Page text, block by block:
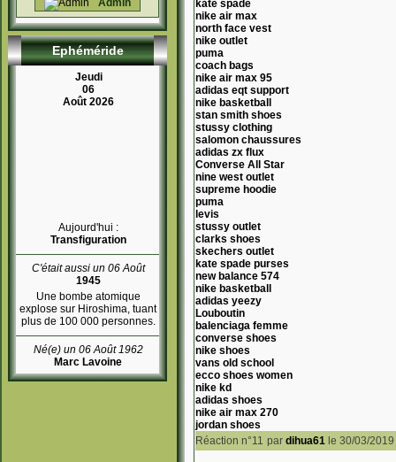
Admin
Ephéméride
Jeudi
06
Août 2026
Aujourd'hui :
Transfiguration
C'était aussi un 06 Août
1945
Une bombe atomique
explose sur Hiroshima, tuant
plus de 100 000 personnes.
Né(e) un 06 Août 1962
Marc Lavoine
kate spade
nike air max
north face vest
nike outlet
puma
coach bags
nike air max 95
adidas eqt support
nike basketball
stan smith shoes
stussy clothing
salomon chaussures
adidas zx flux
Converse All Star
nine west outlet
supreme hoodie
puma
levis
stussy outlet
clarks shoes
skechers outlet
kate spade purses
new balance 574
nike basketball
adidas yeezy
Louboutin
balenciaga femme
converse shoes
nike shoes
vans old school
ecco shoes women
nike kd
adidas shoes
nike air max 270
jordan shoes
Réaction n°11 par dihua61 le 30/03/